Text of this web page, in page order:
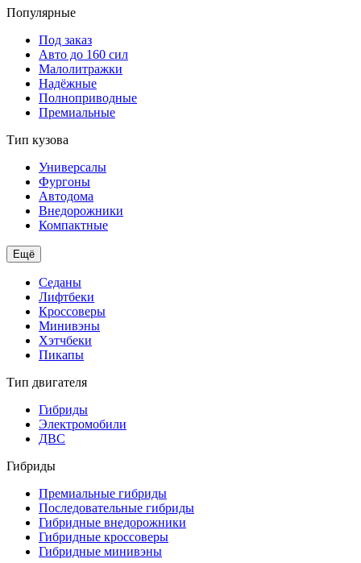
Популярные
Под заказ
Авто до 160 сил
Малолитражки
Надёжные
Полноприводные
Премиальные
Тип кузова
Универсалы
Фургоны
Автодома
Внедорожники
Компактные
Ещё
Седаны
Лифтбеки
Кроссоверы
Минивэны
Хэтчбеки
Пикапы
Тип двигателя
Гибриды
Электромобили
ДВС
Гибриды
Премиальные гибриды
Последовательные гибриды
Гибридные внедорожники
Гибридные кроссоверы
Гибридные минивэны